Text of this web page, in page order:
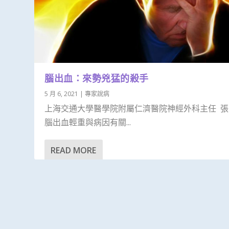
腦出血：來勢兇猛的殺手
5 月 6, 2021 |專家說病
上海交通大學醫學院附屬仁濟醫院神經外科主任
腦出血輕重與病因有關...
READ MORE